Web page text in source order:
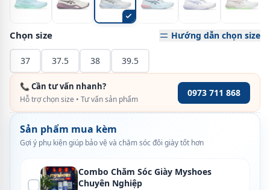
Chọn size Hướng dẫn chọn size
37 37.5 38 39.5
📞 Cần tư vấn nhanh?
Hỗ trợ chọn size • Tư vấn sản phẩm
0973 711 868
Sản phẩm mua kèm
Gợi ý phụ kiện giúp bảo vệ và chăm sóc đôi giày tốt hơn
Combo Chăm Sóc Giày Myshoes
Chuyên Nghiệp